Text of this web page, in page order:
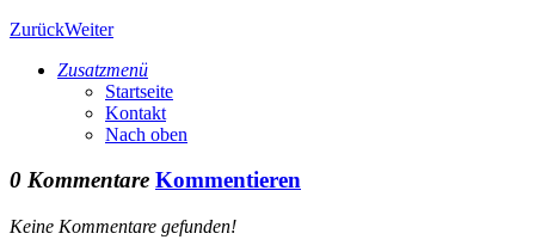
ZurückWeiter
Zusatzmenü
Startseite
Kontakt
Nach oben
0 Kommentare Kommentieren
Keine Kommentare gefunden!